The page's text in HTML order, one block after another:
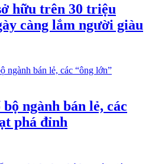
hữu trên 30 triệu
càng lắm người giàu
ngành bán lẻ, các
phá đỉnh